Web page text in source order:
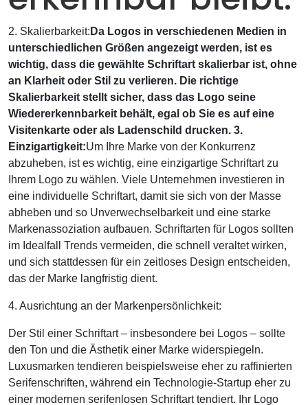
2. Skalierbarkeit: Da Logos in verschiedenen Medien in
unterschiedlichen Größen angezeigt werden, ist es
wichtig, dass die gewählte Schriftart skalierbar ist, ohne
an Klarheit oder Stil zu verlieren. Die richtige
Skalierbarkeit stellt sicher, dass das Logo seine
Wiedererkennbarkeit behält, egal ob Sie es auf eine
Visitenkarte oder als Ladenschild drucken. 3.
Einzigartigkeit:Um Ihre Marke von der Konkurrenz
abzuheben, ist es wichtig, eine einzigartige Schriftart zu
Ihrem Logo zu wählen. Viele Unternehmen investieren in
eine individuelle Schriftart, damit sie sich von der Masse
abheben und so Unverwechselbarkeit und eine starke
Markenassoziation aufbauen. Schriftarten für Logos sollten
im Idealfall Trends vermeiden, die schnell veraltet wirken,
und sich stattdessen für ein zeitloses Design entscheiden,
das der Marke langfristig dient.
4. Ausrichtung an der Markenpersönlichkeit:
Der Stil einer Schriftart – insbesondere bei Logos – sollte
den Ton und die Ästhetik einer Marke widerspiegeln.
Luxusmarken tendieren beispielsweise eher zu raffinierten
Serifenschriften, während ein Technologie-Startup eher zu
einer modernen serifenlosen Schriftart tendiert. Ihr Logo